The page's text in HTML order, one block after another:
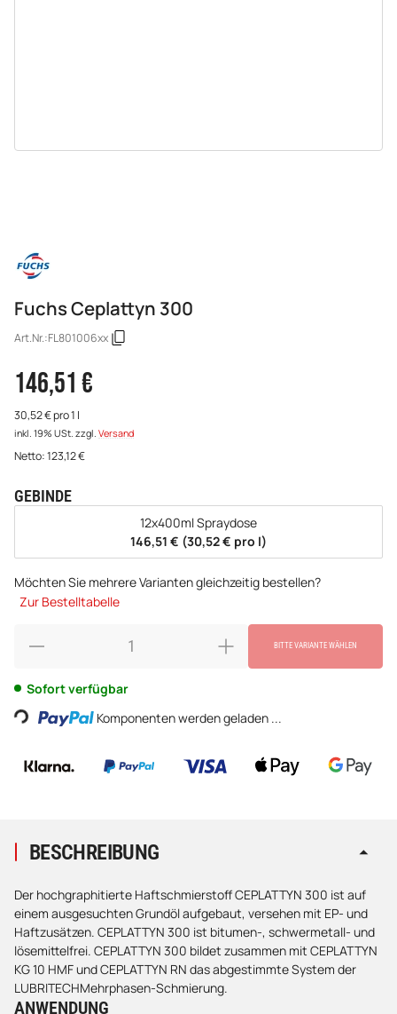
Fuchs Ceplattyn 300
Art.Nr.:FL801006xx
146,51 €
30,52 € pro 1 l
inkl. 19% USt. zzgl. Versand
Netto:123,12€
GEBINDE
wählen
12x400ml Spraydose
146,51 € (30,52 € pro l)
Möchten Sie mehrere Varianten gleichzeitig bestellen?
Zur Bestelltabelle
BITTE VARIANTE WÄHLEN
Sofort verfügbar
Komponenten werden geladen ...
BESCHREIBUNG
Der hochgraphitierte Haftschmierstoff CEPLATTYN 300 ist auf
einem ausgesuchten Grundöl aufgebaut, versehen mit EP- und
Haftzusätzen. CEPLATTYN 300 ist bitumen-, schwermetall- und
lösemittelfrei. CEPLATTYN 300 bildet zusammen mit CEPLATTYN
KG 10 HMF und CEPLATTYN RN das abgestimmte System der
LUBRITECHMehrphasen-Schmierung.
ANWENDUNG